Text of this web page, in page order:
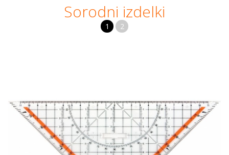
Sorodni izdelki
1 2